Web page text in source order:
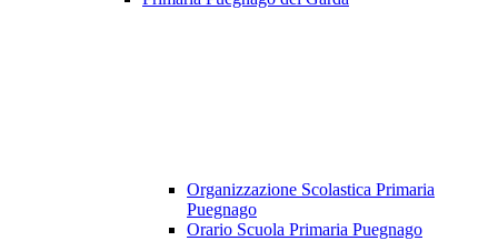
Organizzazione Scolastica Primaria
Puegnago
Orario Scuola Primaria Puegnago